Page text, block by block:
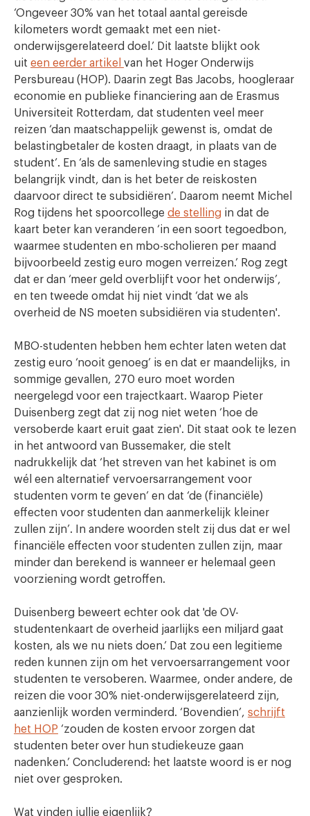
‘Ongeveer 30% van het totaal aantal gereisde
kilometers wordt gemaakt met een niet-
onderwijsgerelateerd doel.’ Dit laatste blijkt ook
uit een eerder artikel van het Hoger Onderwijs
Persbureau (HOP). Daarin zegt Bas Jacobs, hoogleraar
economie en publieke financiering aan de Erasmus
Universiteit Rotterdam, dat studenten veel meer
reizen ‘dan maatschappelijk gewenst is, omdat de
belastingbetaler de kosten draagt, in plaats van de
student’. En ‘als de samenleving studie en stages
belangrijk vindt, dan is het beter de reiskosten
daarvoor direct te subsidiëren’. Daarom neemt Michel
Rog tijdens het spoorcollege de stelling in dat de
kaart beter kan veranderen ‘in een soort tegoedbon,
waarmee studenten en mbo-scholieren per maand
bijvoorbeeld zestig euro mogen verreizen.’ Rog zegt
dat er dan ‘meer geld overblijft voor het onderwijs’,
en ten tweede omdat hij niet vindt ‘dat we als
overheid de NS moeten subsidiëren via studenten'.
MBO-studenten hebben hem echter laten weten dat
zestig euro ‘nooit genoeg’ is en dat er maandelijks, in
sommige gevallen, 270 euro moet worden
neergelegd voor een trajectkaart. Waarop Pieter
Duisenberg zegt dat zij nog niet weten ‘hoe de
versoberde kaart eruit gaat zien'. Dit staat ook te lezen
in het antwoord van Bussemaker, die stelt
nadrukkelijk dat ‘het streven van het kabinet is om
wél een alternatief vervoersarrangement voor
studenten vorm te geven’ en dat ‘de (financiële)
effecten voor studenten dan aanmerkelijk kleiner
zullen zijn’. In andere woorden stelt zij dus dat er wel
financiële effecten voor studenten zullen zijn, maar
minder dan berekend is wanneer er helemaal geen
voorziening wordt getroffen.
Duisenberg beweert echter ook dat 'de OV-
studentenkaart de overheid jaarlijks een miljard gaat
kosten, als we nu niets doen.’ Dat zou een legitieme
reden kunnen zijn om het vervoersarrangement voor
studenten te versoberen. Waarmee, onder andere, de
reizen die voor 30% niet-onderwijsgerelateerd zijn,
aanzienlijk worden verminderd. ‘Bovendien’, schrijft
het HOP ‘zouden de kosten ervoor zorgen dat
studenten beter over hun studiekeuze gaan
nadenken.’ Concluderend: het laatste woord is er nog
niet over gesproken.
Wat vinden jullie eigenlijk?